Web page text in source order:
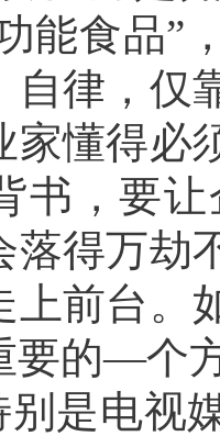
能食品”
自律，仅
家懂得必
书，要
落得万劫
上前台。
要的—个
别是电视